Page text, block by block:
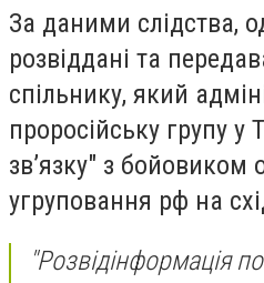
За даними слідства,
розвіддані та
спільнику, який
проросійську групу у
зв’язку" з бойовиком
угруповання рф на
"Розвідінформація